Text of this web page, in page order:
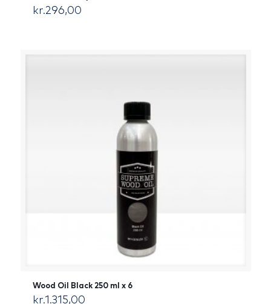
kr.296,00
Wood Oil Black 250 ml x 6
kr.1.315,00